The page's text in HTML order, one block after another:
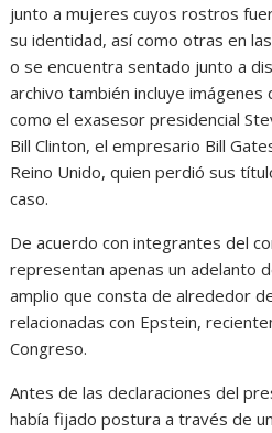
junto a mujeres cuyos rostros
su identidad, así como otras en
o se encuentra sentado junto a
archivo también incluye
como el exasesor presidencial
Bill Clinton, el empresario Bill
Reino Unido, quien perdió sus
caso.
De acuerdo con integrantes del
representan apenas un adelanto
amplio que consta de alrededor
relacionadas con Epstein,
Congreso.
Antes de las declaraciones del
había fijado postura a través de